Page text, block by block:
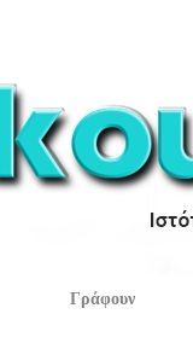
Γράφουν